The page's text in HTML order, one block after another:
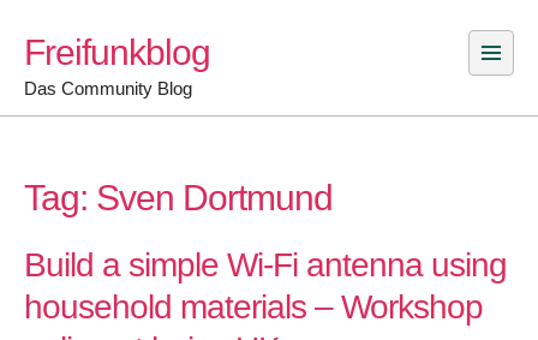
content
Freifunkblog
Das Community Blog
Tag: Sven Dortmund
Build a simple Wi-Fi antenna using
household materials – Workshop